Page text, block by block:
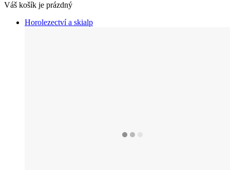
Váš košík je prázdný
Horolezectví a skialp